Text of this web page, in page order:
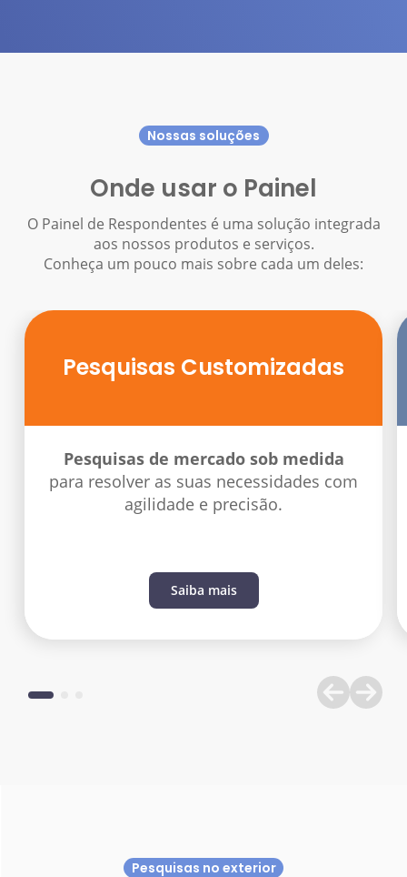
Nossas soluções
Onde usar o Painel
O Painel de Respondentes é uma solução integrada
aos nossos produtos e serviços.
Conheça um pouco mais sobre cada um deles:
Pesquisas Customizadas
Pesquisas de mercado sob medida
para resolver as suas necessidades com
agilidade e precisão.
Saiba mais
Pesquisas no exterior